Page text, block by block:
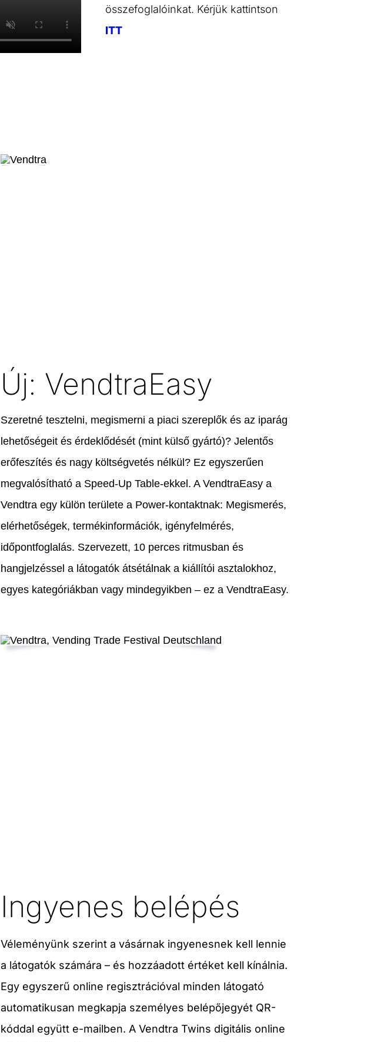
összefoglalóinkat. Kérjük kattintson
ITT
Új: VendtraEasy
Szeretné tesztelni, megismerni a piaci szereplők és az iparág
lehetőségeit és érdeklődését (mint külső gyártó)? Jelentős
erőfeszítés és nagy költségvetés nélkül? Ez egyszerűen
megvalósítható a Speed-Up Table-ekkel. A VendtraEasy a
Vendtra egy külön területe a Power-kontaktnak: Megismerés,
elérhetőségek, termékinformációk, igényfelmérés,
időpontfoglalás. Szervezett, 10 perces ritmusban és
hangjelzéssel a látogatók átsétálnak a kiállítói asztalokhoz,
egyes kategóriákban vagy mindegyikben – ez a VendtraEasy.
Ingyenes belépés
Véleményünk szerint a vásárnak ingyenesnek kell lennie
a látogatók számára – és hozzáadott értéket kell kínálnia.
Egy egyszerű online regisztrációval minden látogató
automatikusan megkapja személyes belépőjegyét QR-
kóddal együtt e-mailben. A Vendtra Twins digitális online